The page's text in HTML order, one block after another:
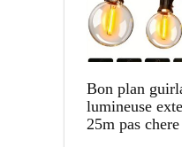
Bon plan
lumineuse
25m pas